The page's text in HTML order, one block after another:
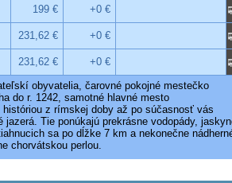
199 € +0 €
231,62 € +0 €
231,62 €
+0 €
obyvatelia, čarovné pokojné mestečko
do r. 1242, samotné hlavné mesto
históriou z rímskej doby až po súčasnosť vás
Tie ponúkajú prekrásne vodopády,
sa po dĺžke 7 km a nekonečne
chorvátskou perlou.